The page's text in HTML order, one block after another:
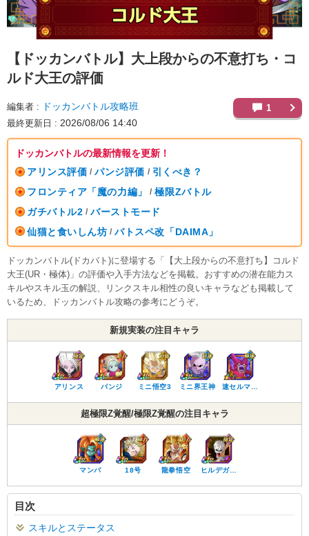
【ドッカンバトル】 大上段からの不意打ち・コ
ルド大王の評価
編集者 ドッカンバトル攻略班
最終更新日 2026/08/06 14:40
1
ドッカンバトルの最新情報を更新！
アリンス評価 / パンジ評価 / 引くべき？
フロンティア「魔の力編」
/ 極限Zバトル
ガチバトル2 / バーストモード
仙猫と食いしん坊 / バトスペ改「DAIMA」
ドッカンバトル(ドカバト)に登場する「【大上段からの不意打ち】コルド
大王(UR・極体)」の評価や入手方法などを掲載。おすすめの潜在能力ス
キルやスキル玉の解説、リンクスキル相性の良いキャラなども掲載して
いるため、ドッカンバトル攻略の参考にどうぞ。
新規実装の注目キャラ
アリンス パンジ ミニ悟空3 ミニ界王神 速セルマ…
超極限Z覚醒/極限Z覚醒の注目キャラ
マンバ 18号 龍拳悟空 ヒルデガ…
目次
スキルとステータス